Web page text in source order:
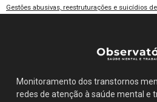
Gestões abusivas, reestruturações e suicídios
Monitoramento dos transtornos
redes de atenção à saúde mental e